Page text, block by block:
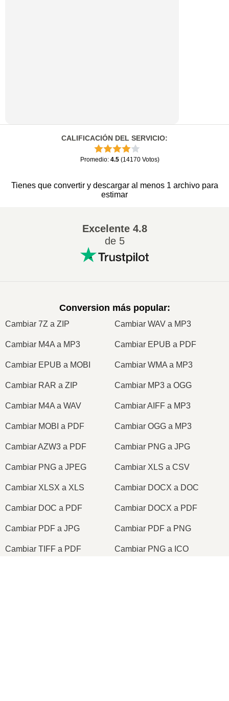
CALIFICACIÓN DEL SERVICIO:
Promedio: 4.5 (14170 Votos)
Tienes que convertir y descargar al menos 1 archivo para
estimar
Excelente4.8
de 5
Conversion más popular:
Cambiar 7Z a ZIP Cambiar WAV a MP3
Cambiar M4A a MP3 Cambiar EPUB a PDF
Cambiar EPUB a MOBI Cambiar WMA a MP3
Cambiar RAR a ZIP Cambiar MP3 a OGG
Cambiar M4A a WAV Cambiar AIFF a MP3
Cambiar MOBI a PDF Cambiar OGG a MP3
Cambiar AZW3 a PDF Cambiar PNG a JPG
Cambiar PNG a JPEG Cambiar XLS a CSV
Cambiar XLSX a XLS Cambiar DOCX a DOC
Cambiar DOC a PDF Cambiar DOCX a PDF
Cambiar PDF a JPG Cambiar PDF a PNG
Cambiar TIFF a PDF Cambiar PNG a ICO